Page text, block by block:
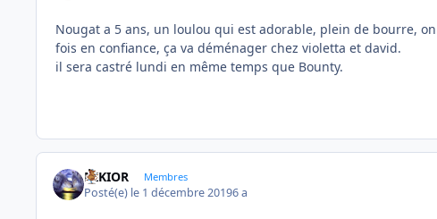
Nougat a 5 ans, un loulou qui est adorable, plein de bourre,
fois en confiance, ça va déménager chez violetta et david.
il sera castré lundi en même temps que Bounty.
NIKIOR Membres
Posté(e) le 1 décembre 20196 a